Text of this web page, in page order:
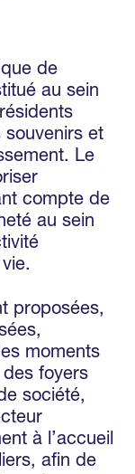
de
au sein
souvenirs et
Le
compte de
au sein
proposées,
moments
foyers
société,
à l’accueil
afin de